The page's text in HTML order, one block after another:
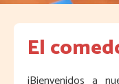
El